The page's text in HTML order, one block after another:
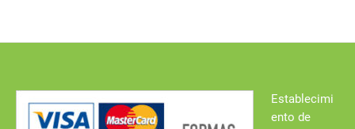
Establecimi
ento de